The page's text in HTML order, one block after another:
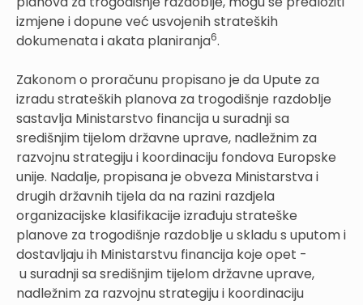
izmjene i dopune već usvojenih strateških
dokumenata i akata planiranja6.
Zakonom o proračunu propisano je da Upute za
izradu strateških planova za trogodišnje razdoblje
sastavlja Ministarstvo financija u suradnji sa
središnjim tijelom državne uprave, nadležnim za
razvojnu strategiju i koordinaciju fondova Europske
unije. Nadalje, propisana je obveza Ministarstva i
drugih državnih tijela da na razini razdjela
organizacijske klasifikacije izrađuju strateške
planove za trogodišnje razdoblje u skladu s uputom i
dostavljaju ih Ministarstvu financija koje opet -
u suradnji sa središnjim tijelom državne uprave,
nadležnim za razvojnu strategiju i koordinaciju